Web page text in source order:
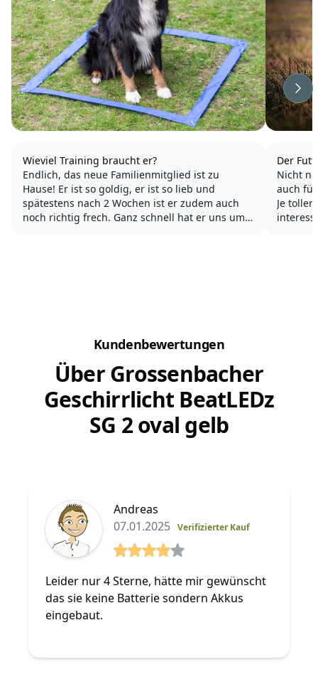
Wieviel Training braucht er?
Endlich, das neue Familienmitglied ist zu
Hause! Er ist so goldig, er ist so lieb und
spätestens nach 2 Wochen ist er zudem auch
noch richtig frech. Ganz schnell hat er uns um
Der
Nicht
auch
Je toller sie eine
Kundenbewertungen
Über Grossenbacher
Geschirrlicht BeatLEDz
SG 2 oval gelb
Andreas
07.01.2025 Verifizierter Kauf
Leider nur 4 Sterne, hätte mir gewünscht
das sie keine Batterie sondern Akkus
eingebaut.